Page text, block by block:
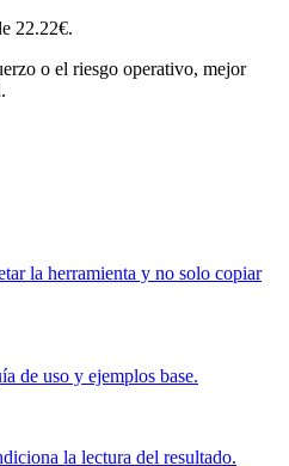
22.22€.
o el riesgo operativo, mejor
la herramienta y no solo copiar
de uso y ejemplos base.
la lectura del resultado.